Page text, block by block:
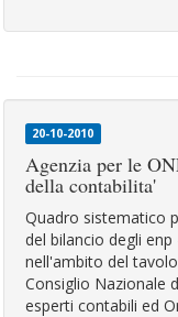
20-10-2010
Agenzia per le
della contabilita'
Quadro sistematico
del bilancio degli
nell'ambito del
Consiglio Nazionale
esperti contabili ed